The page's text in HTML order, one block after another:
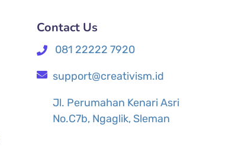
Contact Us
081 22222 7920
support@creativism.id
Jl. Perumahan Kenari Asri
No.C7b, Ngaglik, Sleman